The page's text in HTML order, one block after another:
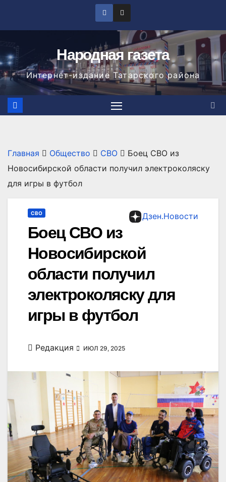
Народная газета
Интернет-издание Татарского района
Главная Общество СВО
Боец СВО из
Новосибирской области получил электроколяску
для игры в футбол
Дзен.Новости
СВО
Боец СВО из
Новосибирской
области получил
электроколяску для
игры в футбол
Редакция ИЮЛ 29, 2025